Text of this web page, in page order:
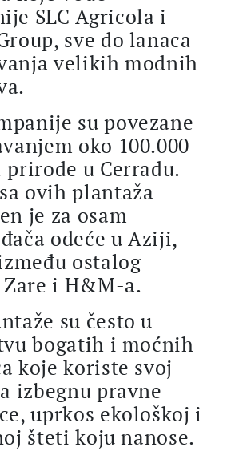
SLC Agricola i
sve do lanaca
velikih modnih
su povezane
oko 100.000
prirode u Cerradu.
ovih plantaža
je za osam
odeće u Aziji,
ostalog
i H&M-a.
su često u
bogatih i moćnih
koje koriste svoj
izbegnu pravne
uprkos ekološkoj i
šteti koju nanose.